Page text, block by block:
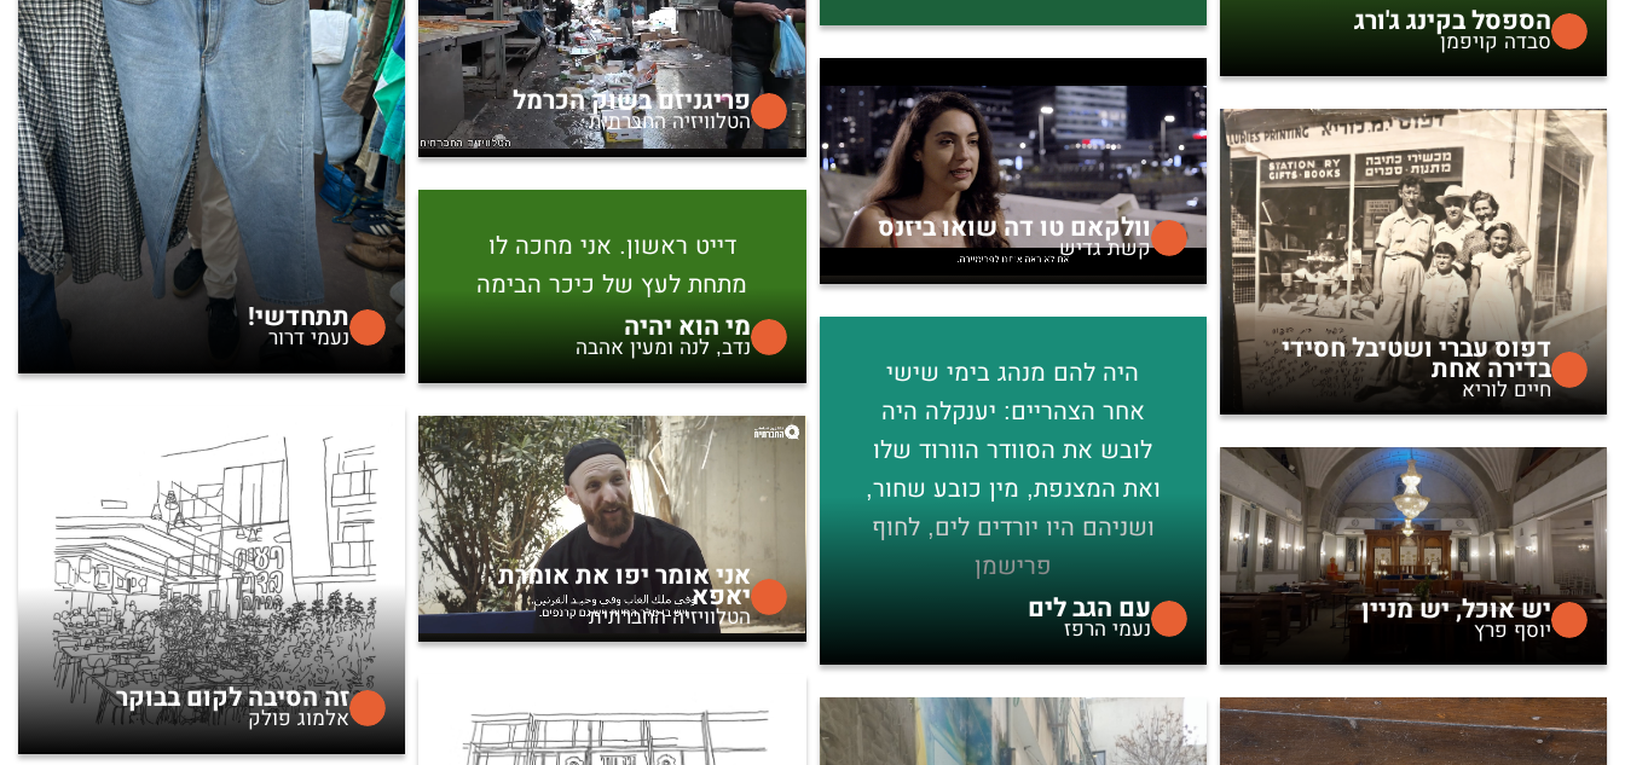
הספסל בקינג ג'ורג
סבדה קויפמן
דפוס עברי ושטיבל חסידי
בדירה אחת
חיים לוריא
יש אוכל, יש מניין
יוסף פרץ
וולקאם טו דה שואו ביזנס
קשת גדיש
היה להם מנהג בימי שישי
אחר הצהריים: יענקלה היה
לובש את הסוודר הוורוד שלו
ואת המצנפת, מין כובע שחור,
ושניהם היו יורדים לים, לחוף
פרישמן
עם הגב לים
נעמי הרפז
פריגניזם בשוק הכרמל
הטלוויזיה החברתית
דייט ראשון. אני מחכה לו
מתחת לעץ של כיכר הבימה
מי הוא יהיה
נדב, לנה ומעין אהבה
אני אומר יפו את אומרת
יאפא
הטלוויזיה החברתית
תתחדשי!
נעמי דרור
זה הסיבה לקום בבוקר
אלמוג פולק